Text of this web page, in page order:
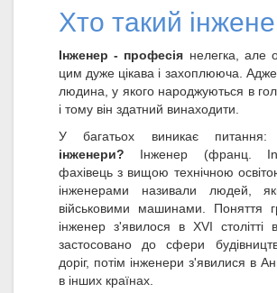
Хто такий
Інженер - професія нелегка, але
цим дуже цікава і захоплююча.
людина, у якого народжуються в
і тому він здатний винаходити.
У багатьох виникає питання:
інженери? Інженер (франц.
фахівець з вищою технічною
інженерами називали людей,
військовими машинами. Поняття
інженер з'явилося в XVI столітті в
застосовано до сфери
доріг, потім інженери з'явилися в
в інших країнах.